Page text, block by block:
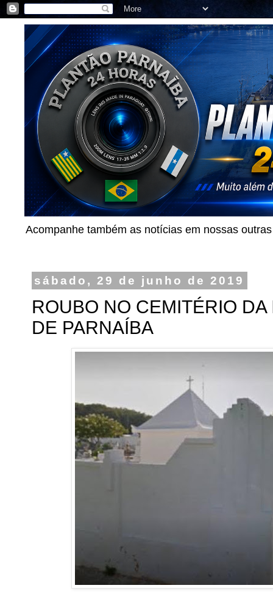
Acompanhe também as notícias em nossas
sábado, 29 de junho de 2019
ROUBO NO CEMITÉRIO
DE PARNAÍBA